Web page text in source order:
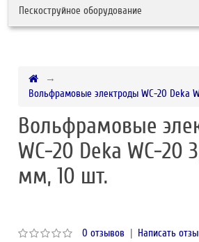
Пескоструйное оборудование
Вольфрамовые электроды WC-20 Deka
Вольфрамовые
WC-20 Deka WC-20
мм, 10 шт.
0 отзывов | Написать